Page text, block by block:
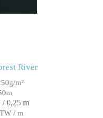
River
m²
0,25 m
/ m